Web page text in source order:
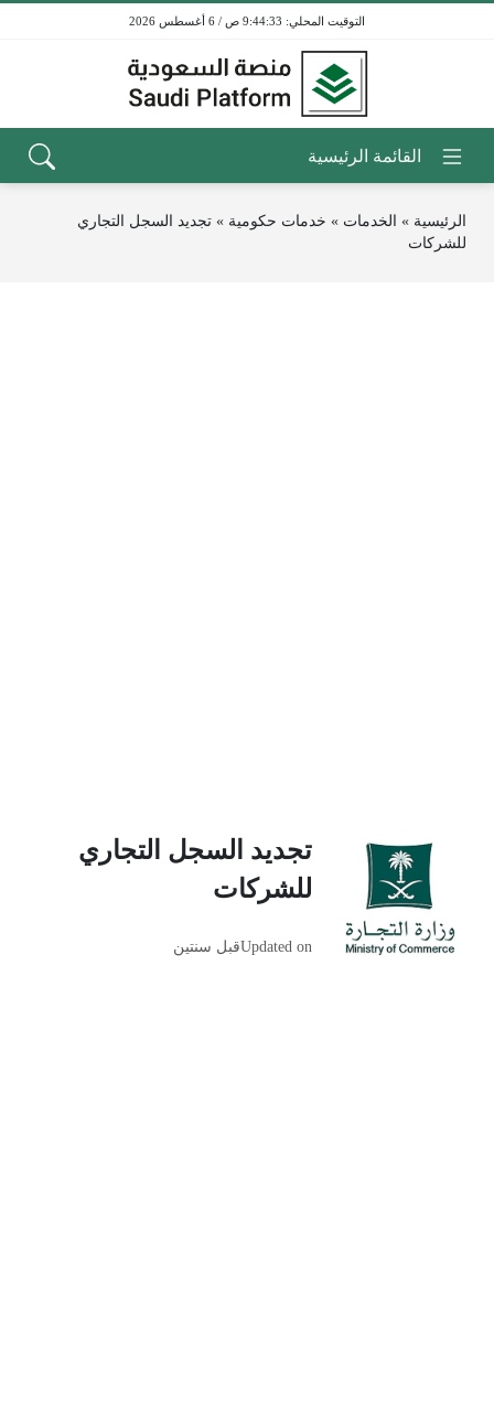
9:44:33 ص / 6 أغسطس 2026
الرئيسية » الخدمات » خدمات حكومية » تجديد السجل التجاري
للشركات
تجديد السجل التجاري
للشركات
Updated onقبل سنتين